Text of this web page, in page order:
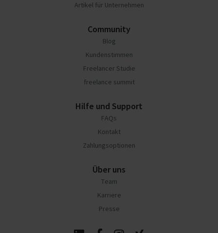
Artikel für Unternehmen
Community
Blog
Kundenstimmen
Freelancer Studie
freelance summit
Hilfe und Support
FAQs
Kontakt
Zahlungsoptionen
Über uns
Team
Karriere
Presse